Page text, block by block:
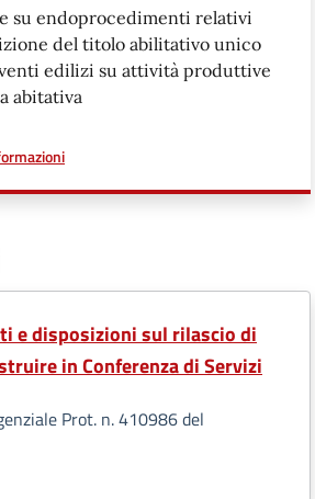
su endoprocedimenti relativi
del titolo abilitativo unico
edilizi su attività produttive
abitativa
a proposito di
e disposizioni sul rilascio di
in Conferenza di Servizi
Prot. n. 410986 del